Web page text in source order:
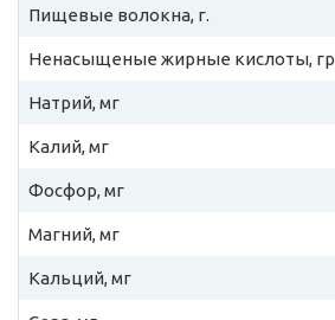
Пищевые волокна, г.
Ненасыщеные жирные кислоты, гр
Натрий, мг
Калий, мг
Фосфор, мг
Магний, мг
Кальций, мг